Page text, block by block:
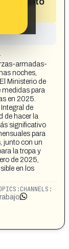
by the
armadas-
noches,
Ministerio de
medidas para
en 2025.
de
de hacer la
significativo
para
junto con un
la tropa y
de 2025,
en los
CHANNELS: